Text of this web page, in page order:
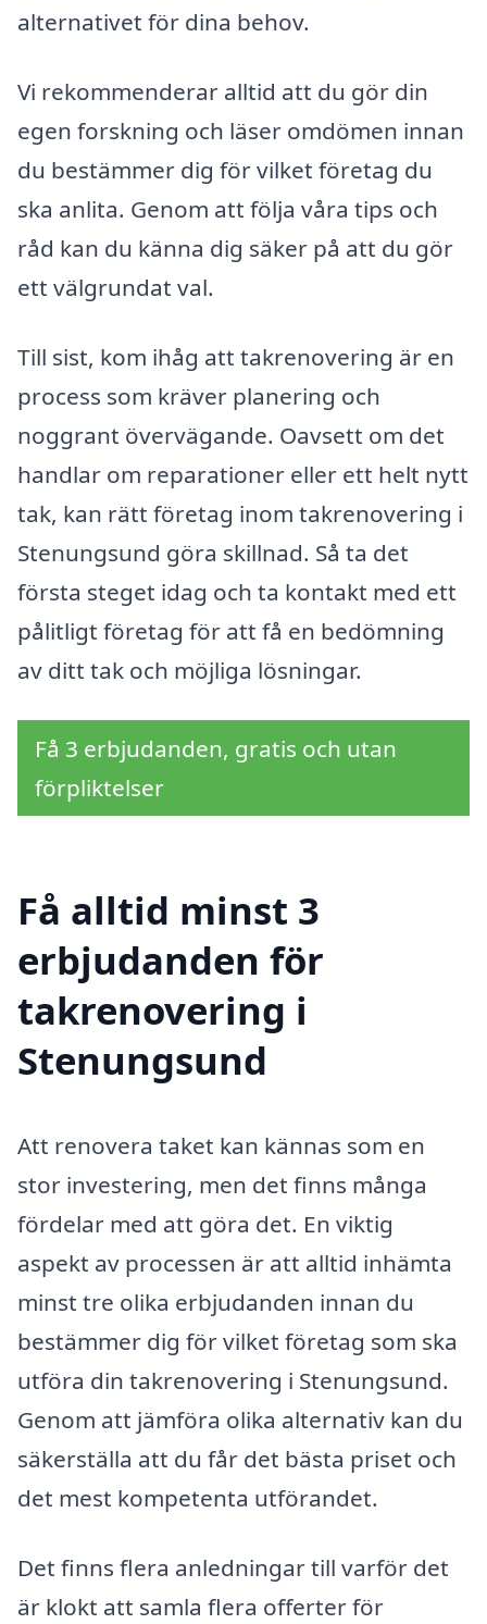
alternativet för dina behov.
Vi rekommenderar alltid att du gör din
egen forskning och läser omdömen innan
du bestämmer dig för vilket företag du
ska anlita. Genom att följa våra tips och
råd kan du känna dig säker på att du gör
ett välgrundat val.
Till sist, kom ihåg att takrenovering är en
process som kräver planering och
noggrant övervägande. Oavsett om det
handlar om reparationer eller ett helt nytt
tak, kan rätt företag inom takrenovering i
Stenungsund göra skillnad. Så ta det
första steget idag och ta kontakt med ett
pålitligt företag för att få en bedömning
av ditt tak och möjliga lösningar.
Få 3 erbjudanden, gratis och utan
förpliktelser
Få alltid minst 3
erbjudanden för
takrenovering i
Stenungsund
Att renovera taket kan kännas som en
stor investering, men det finns många
fördelar med att göra det. En viktig
aspekt av processen är att alltid inhämta
minst tre olika erbjudanden innan du
bestämmer dig för vilket företag som ska
utföra din takrenovering i Stenungsund.
Genom att jämföra olika alternativ kan du
säkerställa att du får det bästa priset och
det mest kompetenta utförandet.
Det finns flera anledningar till varför det
är klokt att samla flera offerter för